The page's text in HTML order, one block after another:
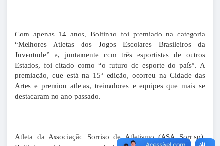
Com apenas 14 anos, Boltinho foi premiado na categoria
“Melhores Atletas dos Jogos Escolares Brasileiros da
Juventude” e, juntamente com três esportistas de outros
Estados, foi citado como “o futuro do esporte do país”. A
premiação, que está na 15ª edição, ocorreu na Cidade das
Artes e premiou atletas, treinadores e equipes que mais se
destacaram no ano passado.
Atleta da Associação Sorriso de Atletismo (ASA Sorriso),